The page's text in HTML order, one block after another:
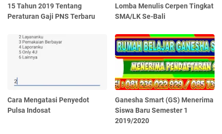
15 Tahun 2019 Tentang
Peraturan Gaji PNS Terbaru
Lomba Menulis Cerpen Tingkat
SMA/LK Se-Bali
Cara Mengatasi Penyedot
Pulsa Indosat
Ganesha Smart (GS) Menerima
Siswa Baru Semester 1
2019/2020